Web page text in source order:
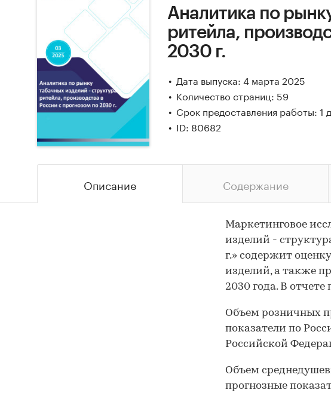
Аналитика по
ритейла,
2030 г.
Дата выпуска: 4 марта 2025
Количество страниц: 59
Срок предоставления работы: 1
ID: 80682
Описание Содержание
Маркетинговое
изделий -
г.» содержит
изделий, а также
2030 года. В
Объем розничных
показатели по
Российской
Объем
прогнозные